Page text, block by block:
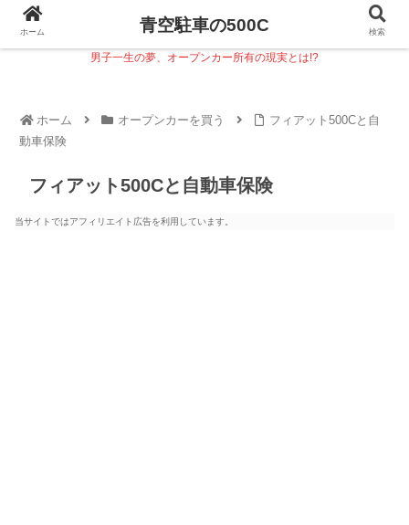
男子一生の夢、オープンカー所有の現実とは!?
ホーム オープンカーを買う
フィアット500Cと自
動車保険
フィアット500Cと自動車保険
当サイトではアフィリエイト広告を利用しています。
ホーム 青空駐車の500C 検索